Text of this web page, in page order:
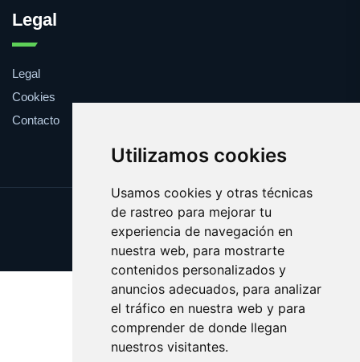
Utilizamos cookies
Usamos cookies y otras técnicas
de rastreo para mejorar tu
experiencia de navegación en
nuestra web, para mostrarte
contenidos personalizados y
anuncios adecuados, para analizar
el tráfico en nuestra web y para
comprender de donde llegan
nuestros visitantes.
Legal
Legal
Cookies
Contacto
Update cookies preferences
Copyright © 2025 veranito.es